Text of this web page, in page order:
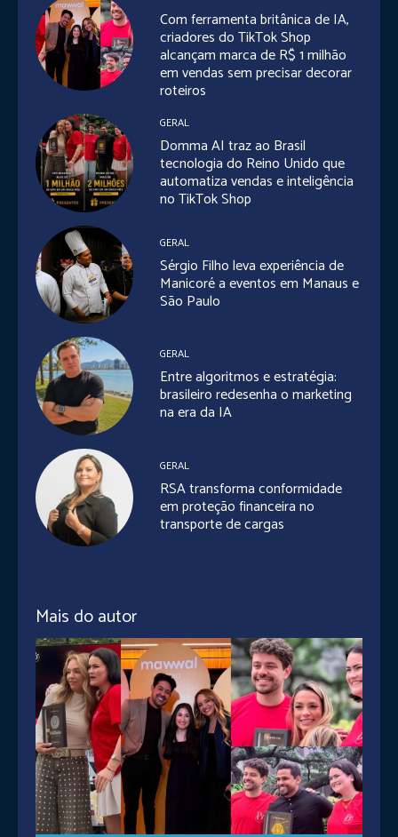
Com ferramenta britânica de IA,
criadores do TikTok Shop
alcançam marca de R$ 1 milhão
em vendas sem precisar decorar
roteiros
GERAL
Domma AI traz ao Brasil
tecnologia do Reino Unido que
automatiza vendas e inteligência
no TikTok Shop
GERAL
Sérgio Filho leva experiência de
Manicoré a eventos em Manaus e
São Paulo
GERAL
Entre algoritmos e estratégia:
brasileiro redesenha o marketing
na era da IA
GERAL
RSA transforma conformidade
em proteção financeira no
transporte de cargas
Mais do autor